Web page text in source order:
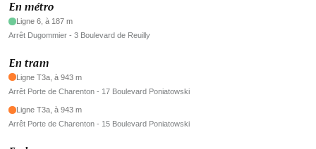
En métro
Ligne 6, à 187 m
Arrêt Dugommier - 3 Boulevard de Reuilly
En tram
Ligne T3a, à 943 m
Arrêt Porte de Charenton - 17 Boulevard Poniatowski
Ligne T3a, à 943 m
Arrêt Porte de Charenton - 15 Boulevard Poniatowski